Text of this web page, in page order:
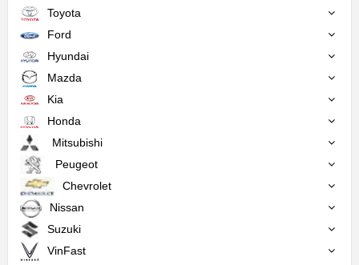
Toyota
Ford
Hyundai
Mazda
Kia
Honda
Mitsubishi
Peugeot
Chevrolet
Nissan
Suzuki
VinFast